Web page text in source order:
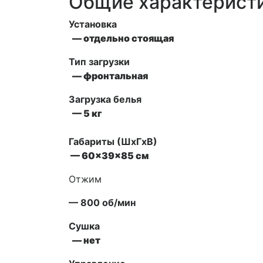
Установка
— отдельно стоящая
Тип загрузки
— фронтальная
Загрузка белья
— 5 кг
Габариты (ШxГxВ)
— 60x39x85 см
Отжим
— 800 об/мин
Сушка
— нет